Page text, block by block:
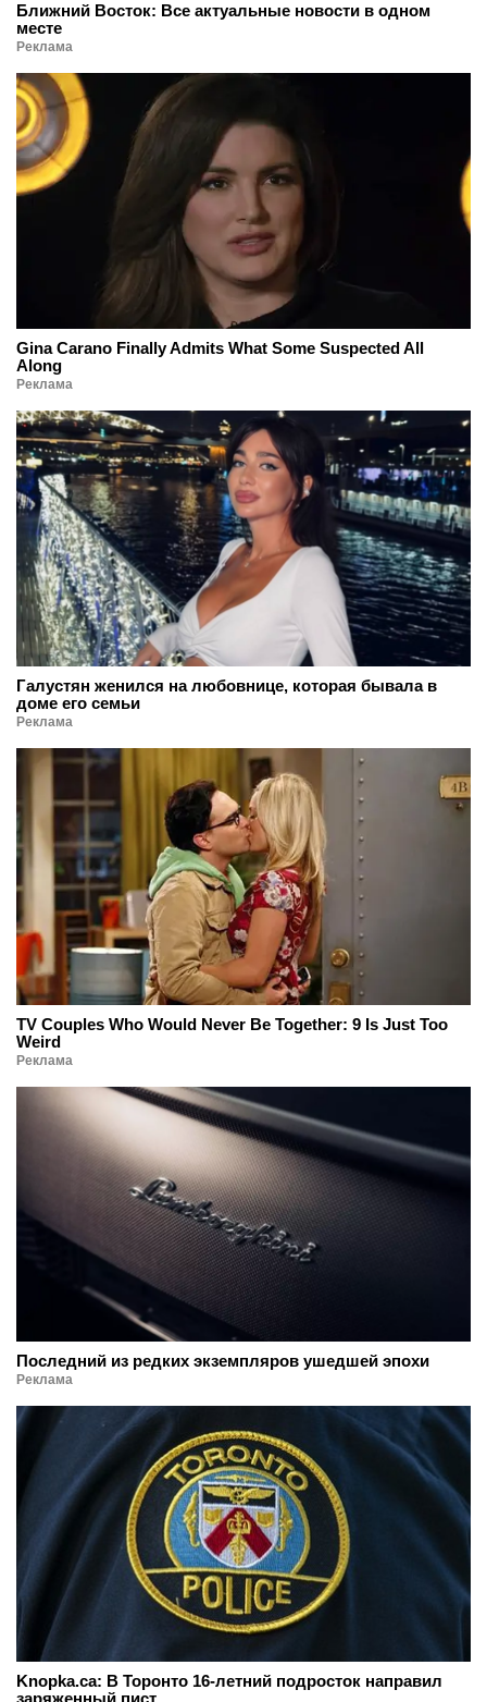
Ближний Восток: Все актуальные новости в одном
месте
Реклама
Gina Carano Finally Admits What Some Suspected All
Along
Реклама
Галустян женился на любовнице, которая бывала в
доме его семьи
Реклама
TV Couples Who Would Never Be Together: 9 Is Just Too
Weird
Реклама
Последний из редких экземпляров ушедшей эпохи
Реклама
Knopka.ca: В Торонто 16-летний подросток направил